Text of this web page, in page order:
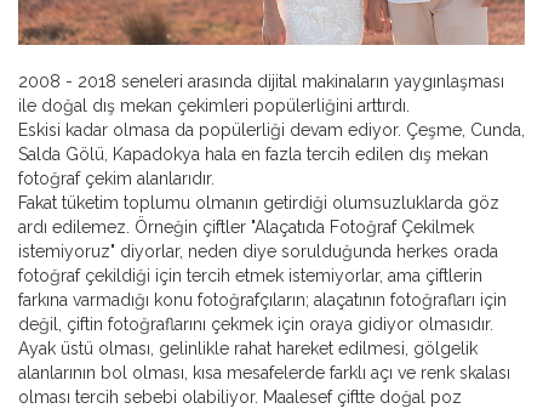
2008 - 2018 seneleri arasında dijital makinaların yaygınlaşması
ile doğal dış mekan çekimleri popülerliğini arttırdı.
Eskisi kadar olmasa da popülerliği devam ediyor. Çeşme, Cunda,
Salda Gölü, Kapadokya hala en fazla tercih edilen dış mekan
fotoğraf çekim alanlarıdır.
Fakat tüketim toplumu olmanın getirdiği olumsuzluklarda göz
ardı edilemez. Örneğin çiftler "Alaçatıda Fotoğraf Çekilmek
istemiyoruz" diyorlar, neden diye sorulduğunda herkes orada
fotoğraf çekildiği için tercih etmek istemiyorlar, ama çiftlerin
farkına varmadığı konu fotoğrafçıların; alaçatının fotoğrafları için
değil, çiftin fotoğraflarını çekmek için oraya gidiyor olmasıdır.
Ayak üstü olması, gelinlikle rahat hareket edilmesi, gölgelik
alanlarının bol olması, kısa mesafelerde farklı açı ve renk skalası
olması tercih sebebi olabiliyor. Maalesef çiftte doğal poz